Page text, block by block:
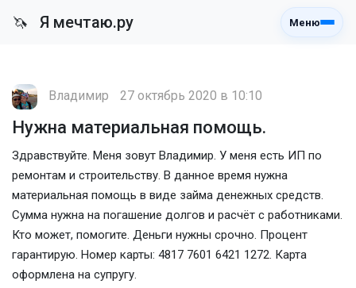
🦄 Я мечтаю.ру Меню
Владимир 27 октябрь 2020 в 10:10
Нужна материальная помощь.
Здравствуйте. Меня зовут Владимир. У меня есть ИП по
ремонтам и строительству. В данное время нужна
материальная помощь в виде займа денежных средств.
Сумма нужна на погашение долгов и расчёт с работниками.
Кто может, помогите. Деньги нужны срочно. Процент
гарантирую. Номер карты: 4817 7601 6421 1272. Карта
оформлена на супругу.